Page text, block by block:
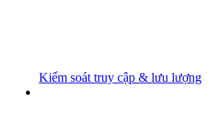
Kiểm soát truy cập & lưu lượng